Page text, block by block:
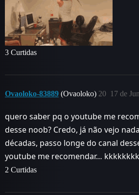
3 Curtidas
Ovaoloko-83889 (Ovaoloko) 17 de
20
quero saber pq o youtube me
desse noob? Credo, já não vejo
décadas, passo longe do canal
youtube me recomendar…
2 Curtidas